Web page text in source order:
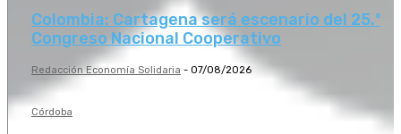
Colombia: Cartagena será escenario del 25.º
Congreso Nacional Cooperativo
Redacción Economía Solidaria - 07/08/2026
Córdoba